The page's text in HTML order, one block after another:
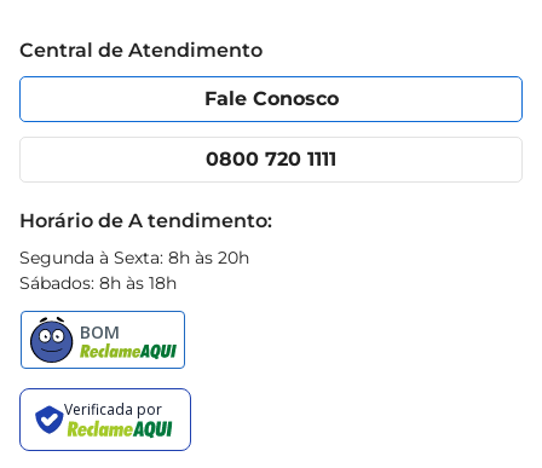
Política de Privacidade
Portal do fornecedor
Cencosud Media
Código de Ética
App Prezunic
Central de Atendimento
Fale Conosco
0800 720 1111
Horário de A tendimento:
Segunda à Sexta: 8h às 20h
Sábados: 8h às 18h